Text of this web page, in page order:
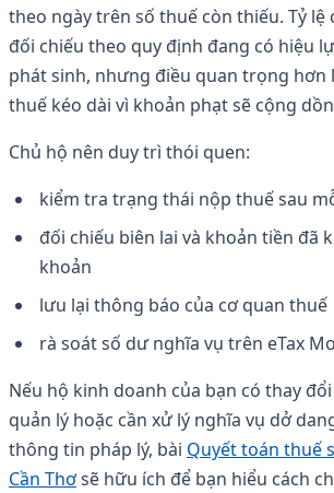
theo ngày trên số thuế còn thiếu. Tỷ lệ
đối chiếu theo quy định đang có hiệu
phát sinh, nhưng điều quan trọng hơn
thuế kéo dài vì khoản phạt sẽ cộng
Chủ hộ nên duy trì thói quen:
kiểm tra trạng thái nộp thuế sau
đối chiếu biên lai và khoản tiền đã
khoản
lưu lại thông báo của cơ quan thuế
rà soát số dư nghĩa vụ trên eTax
Nếu hộ kinh doanh của bạn có thay
quản lý hoặc cần xử lý nghĩa vụ dở
thông tin pháp lý, bài Quyết toán thuế
Cần Thơsẽ hữu ích để bạn hiểu cách